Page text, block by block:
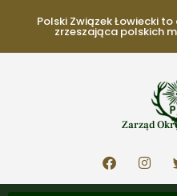
Polski Związek Łowiecki
zrzeszająca polskich
Zarząd